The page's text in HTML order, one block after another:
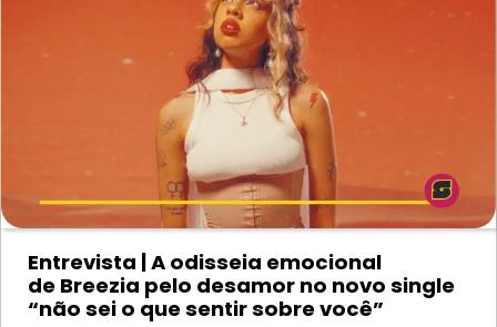
Entrevista | A odisseia emocional
de Breezia pelo desamor no novo single
“não sei o que sentir sobre você”